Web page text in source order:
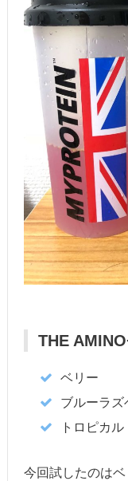
THE
ベリー
ブルーラズ
トロピカル
今回試したのは